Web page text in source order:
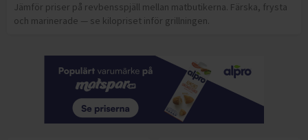
Jämför priser på revbensspjäll mellan matbutikerna. Färska, frysta
och marinerade — se kilopriset inför grillningen.